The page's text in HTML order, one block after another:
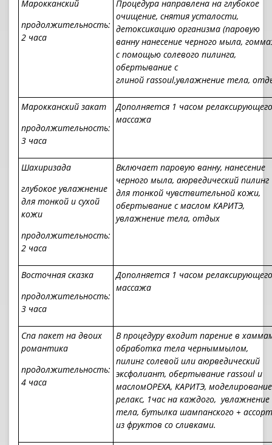
Марокканский
продолжительность:
2 часа
Процедура направлена на глубокое
очищение, снятия усталости,
детоксикацию организма (паровую
ванну нанесение черного мыла,
с помощью солевого пилинга,
обертывание с
глиной rassoul,увлажнение тела,
Марокканский закат
продолжительность:
3 часа
Дополняется 1 часом релаксирующего
массажа
Шахиризада
глубокое увлажнение
для тонкой и сухой
кожи
продолжительность:
2 часа
Включает паровую ванну, нанесение
черного мыла, аюрведический пилинг
для тонкой чувствительной кожи,
обертывание с маслом КАРИТЭ,
увлажнение тела, отдых
Восточная сказка
продолжительность:
3 часа
Дополняется 1 часом релаксирующего
массажа
Спа пакет на двоих
романтика
продолжительность:
4 часа
В процедуру входит парение в
обработка тела черныммылом,
пилинг солевой или аюрведический
эксфолиант, обертывание rassoul и
масломОРЕХА, КАРИТЭ,
релакс, 1час на каждого, увлажнение
тела, бутылка шампанского +
из фруктов со сливками.